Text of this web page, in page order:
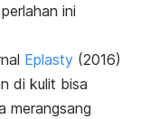
ini
Eplasty (2016)
di kulit bisa
merangsang